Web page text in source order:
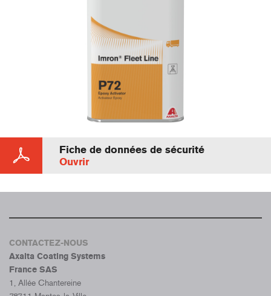
Fiche de données de sécurité
Ouvrir
CONTACTEZ-NOUS
Axalta Coating Systems
France SAS
1, Allée Chantereine